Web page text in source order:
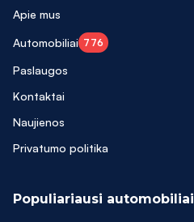
Apie mus
Automobiliai 776
Paslaugos
Kontaktai
Naujienos
Privatumo politika
Populiariausi automobiliai